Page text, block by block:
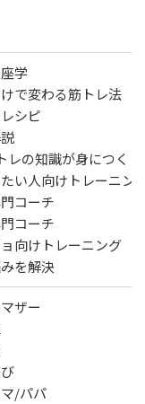
学
で変わる筋トレ法
シピ
レの知識が身につく
たい人向けトレーニン
コーチ
コーチ
向けトレーニング
を解決
ザー
マ/パパ